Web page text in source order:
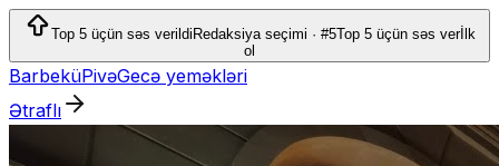
bar təcrübəsidir.
Top 5 üçün səs verildi Redaksiya seçimi · #5Top 5 üçün səs verİlk
ol
BarbeküPivəGecə yeməkləri
Ətraflı